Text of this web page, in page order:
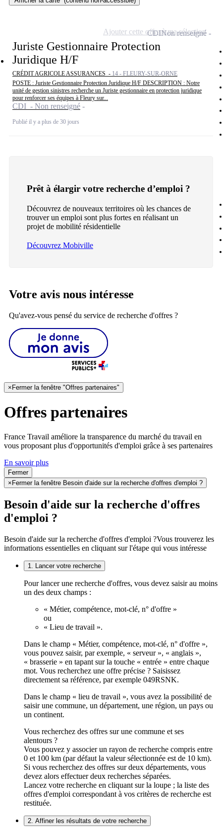
Juriste Gestionnaire Protection
Juridique H/F
CRÉDIT AGRICOLE ASSURANCES - 14 - FLEURY-SUR-ORNE
POSTE : Juriste Gestionnaire Protection Juridique H/F DESCRIPTION : Notre
unité de gestion sinistres recherche un Juriste gestionnaire en protection juridique
pour renforcer ses équipes à Fleury sur...
CDI - Non renseigné
Publié il y a plus de 30 jours
CDINon renseigné
Ajouter cette offre à ma sélection
Prêt à élargir votre recherche d’emploi ?
Découvrez de nouveaux territoires où les chances de
trouver un emploi sont plus fortes en réalisant un
projet de mobilité résidentielle
Découvrez Mobiville
Votre avis nous intéresse
Qu'avez-vous pensé du service de recherche d'offres ?
× Fermer la fenêtre "Offres partenaires"
Offres partenaires
France Travail améliore la transparence du marché du travail en
vous proposant plus d'opportunités d'emploi grâce à ses partenaires
En savoir plus
Fermer
× Fermer la fenêtre Besoin d'aide sur la recherche d'offres d'emploi ?
Besoin d'aide sur la recherche d'offres
d'emploi ?
Besoin d'aide sur la recherche d'offres d'emploi ?Vous trouverez les
informations essentielles en cliquant sur l'étape qui vous intéresse
1. Lancer votre recherche
Pour lancer une recherche d'offres, vous devez saisir au moins
un des deux champs :
« Métier, compétence, mot-clé, n° d'offre »
ou
« Lieu de travail ».
Dans le champ « Métier, compétence, mot-clé, n° d'offre »,
vous pouvez saisir, par exemple, « serveur », « anglais »,
« brasserie » en tapant sur la touche « entrée » entre chaque
mot. Vous recherchez une offre précise ? Saisissez
directement sa référence, par exemple 049RSNK.
Dans le champ « lieu de travail », vous avez la possibilité de
saisir une commune, un département, une région, un pays ou
un continent.
Vous recherchez des offres sur une commune et ses
alentours ?
Vous pouvez y associer un rayon de recherche compris entre
0 et 100 km (par défaut la valeur sélectionnée est de 10 km).
Si vous recherchez des offres sur deux départements, vous
devez alors effectuer deux recherches séparées.
Lancez votre recherche en cliquant sur la loupe ; la liste des
offres d'emploi correspondant à vos critères de recherche est
restituée.
2. Affiner les résultats de votre recherche